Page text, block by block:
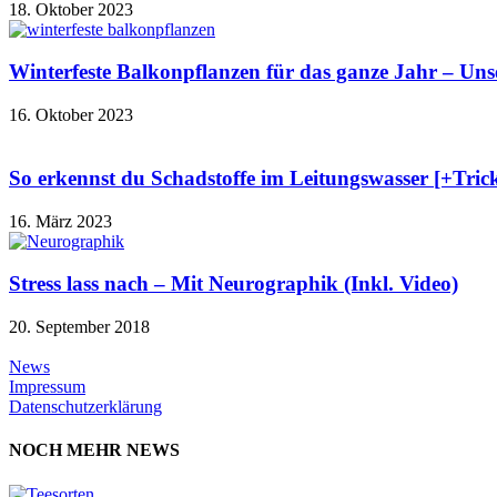
18. Oktober 2023
Winterfeste Balkonpflanzen für das ganze Jahr –
16. Oktober 2023
So erkennst du Schadstoffe im Leitungswasser
16. März 2023
Stress lass nach – Mit Neurographik (Inkl. Video)
20. September 2018
News
Impressum
Datenschutzerklärung
NOCH MEHR NEWS